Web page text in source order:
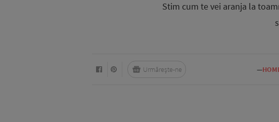
Stim cum te vei aranja la
—
Urmărește-ne